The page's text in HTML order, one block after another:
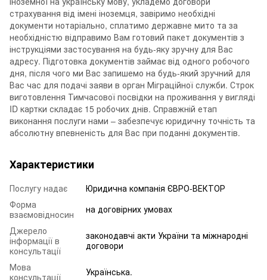
страхування від імені іноземця, завіримо необхідні
документи нотаріально, сплатимо державне мито та за
необхідністю відправимо Вам готовий пакет документів з
інструкціями застосування на будь-яку зручну для Вас
адресу. Підготовка документів займає від одного робочого
дня, після чого ми Вас запишемо на будь-який зручний для
Вас час для подачі заяви в орган Міграційної служби. Строк
виготовлення Тимчасової посвідки на проживання у вигляді
ID картки складає 15 робочих днів. Справжній етап
виконання послуги нами – забезпечує юридичну точність та
абсолютну впевненість для Вас при поданні документів.
Характеристики
Послугу надає
Юридична компанія ЄВРО-ВЕКТОР
Форма
взаємовідносин
на договірних умовах
Джерело
інформації в
консультації
законодавчі акти України та міжнародні
договори
Мова
консультації
Українська.